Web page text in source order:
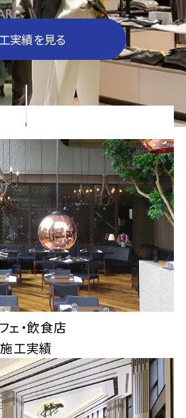
い合わせ
ウンロード
芸株式会社
実績を見る
ェ・飲食店
施工実績